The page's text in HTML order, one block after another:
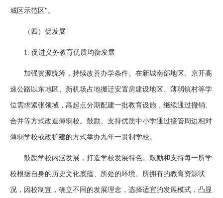
城区示范区"。
（四）促发展
1. 促进义务教育优质均衡发展
加强资源统筹，持续改善办学条件。在新城南部地区、京开高
速公路以东地区、新机场占地搬迁安置房建设地区、薄弱镇村等学
位需求紧张领域，高起点分期配建一批教育设施，继续通过撤销、
合并等方式改造薄弱校。鼓励、支持优质中小学通过接管周边相对
薄弱学校或改扩建的方式举办九年一贯制学校。
鼓励学校内涵发展，打造学校发展特色。鼓励和支持每一所学
校根据自身的历史文化底蕴、所处的环境、所拥有的教育资源状
况，因校制宜，确立不同的发展理念，选择适宜的发展模式，凸显